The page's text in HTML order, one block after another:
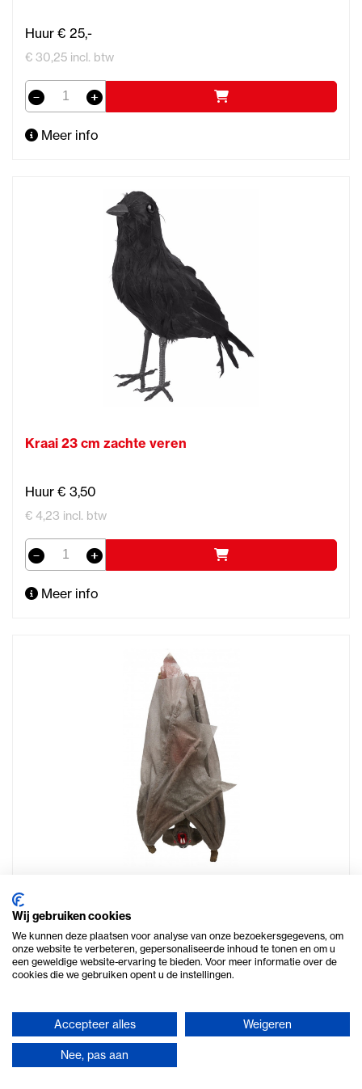
Huur € 25,-
€ 30,25 incl. btw
Meer info
Kraai 23 cm zachte veren
Huur € 3,50
€ 4,23 incl. btw
Meer info
Huur € 3,50
€ 4,23 incl. btw
Meer info
Wij gebruiken cookies
We kunnen deze plaatsen voor analyse van onze bezoekersgegevens, om
onze website te verbeteren, gepersonaliseerde inhoud te tonen en om u
een geweldige website-ervaring te bieden. Voor meer informatie over de
cookies die we gebruiken opent u de instellingen.
Accepteer alles Weigeren
Nee, pas aan